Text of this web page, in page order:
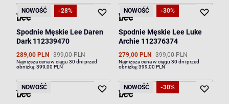
NOWOŚĆ -28%
Spodnie Męskie Lee Daren
Dark 112339470
289,00 PLN 399,00 PLN
Najniższa cena w ciągu 30 dni przed
obniżką:399,00 PLN
NOWOŚĆ -30%
Spodnie Męskie Lee Luke
Archie 112376374
279,00 PLN 399,00 PLN
Najniższa cena w ciągu 30 dni przed
obniżką:399,00 PLN
NOWOŚĆ NOWOŚĆ -30%